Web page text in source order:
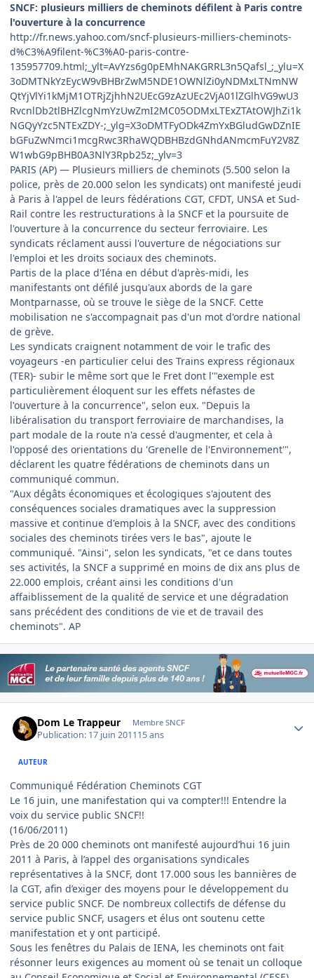
SNCF: plusieurs milliers de cheminots défilent à Paris contre
l'ouverture à la concurrence
http://fr.news.yahoo.com/sncf-plusieurs-milliers-cheminots-
d%C3%A9filent-%C3%A0-paris-contre-
135957709.html;_ylt=AvYzs6g0pEMhNAKGRRL3n5Qafsl_;_ylu=X
3oDMTNkYzEycW9vBHBrZwM5NDE1OWNlZi0yNDMxLTNmNW
QtYjVlYi1kMjM1OTRjZjhhN2UEcG9zAzUEc2VjA01lZGlhVG9wU3
RvcnlDb2tlBHZlcgNmYzUwZmI2MC05ODMxLTExZTAtOWJhZi1k
NGQyYzc5NTExZDY-;_ylg=X3oDMTFyODk4ZmYxBGludGwDZnIE
bGFuZwNmci1mcgRwc3RhaWQDBHBzdGNhdANmcmFuY2V8Z
W1wbG9pBHB0A3NlY3Rpb25z;_ylv=3
PARIS (AP) — Plusieurs milliers de cheminots (5.500 selon la
police, près de 20.000 selon les syndicats) ont manifesté jeudi
à Paris à l'appel de leurs fédérations CGT, CFDT, UNSA et Sud-
Rail contre les restructurations à la SNCF et la poursuite de
l'ouverture à la concurrence du secteur ferroviaire. Les
syndicats réclament aussi l'ouverture de négociations sur
l'emploi et les droits sociaux des cheminots.
Partis de la place d'Iéna en début d'après-midi, les
manifestants ont défilé jusqu'aux abords de la gare
Montparnasse, où se trouve le siège de la SNCF. Cette
mobilisation ne s'accompagnait pas d'un mot d'ordre national
de grève.
Les syndicats craignent notamment de voir le trafic des
voyageurs -en particulier celui des Trains express régionaux
(TER)- subir le même sort que le Fret dont l'"exemple est
particulièrement éloquent sur les effets néfastes de
l'ouverture à la concurrence", selon eux. "Depuis la
libéralisation du transport ferroviaire de marchandises, la
part modale de la route n'a cessé d'augmenter, et cela à
l'opposé des orientations du 'Grenelle de l'Environnement'",
déclarent les quatre fédérations de cheminots dans un
communiqué commun.
"Aux dégâts économiques et écologiques s'ajoutent des
conséquences sociales dramatiques avec la suppression
massive et continue d'emplois à la SNCF, avec des conditions
sociales des cheminots tirées vers le bas", ajoute le
communiqué. "Ainsi", selon les syndicats, "et ce dans toutes
ses activités, la SNCF a supprimé en moins de dix ans plus de
22.000 emplois, créant ainsi les conditions d'un
affaiblissement de la qualité de service et une dégradation
sans précédent des conditions de vie et de travail des
cheminots". AP
Dom Le Trappeur Membre SNCF
Publication: 17 juin 201115 ans
AUTEUR
Communiqué Fédération Cheminots CGT
Le 16 juin, une manifestation qui va compter!!! Entendre la
voix du service public SNCF!!
(16/06/2011)
Près de 20 000 cheminots ont manifesté aujourd’hui 16 juin
2011 à Paris, à l’appel des organisations syndicales
représentatives à la SNCF, dont 17.000 sous les bannières de
la CGT, afin d’exiger des moyens pour le développement du
service public SNCF. De nombreux collectifs de défense du
service public SNCF, usagers et élus ont soutenu cette
manifestation et y ont participé.
Sous les fenêtres du Palais de IENA, les cheminots ont fait
résonner leurs exigences au moment où se tenait un colloque